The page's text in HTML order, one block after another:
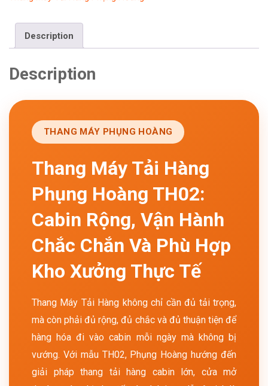
Description
Description
THANG MÁY PHỤNG HOÀNG
Thang Máy Tải Hàng
Phụng Hoàng TH02:
Cabin Rộng, Vận Hành
Chắc Chắn Và Phù Hợp
Kho Xưởng Thực Tế
Thang Máy Tải Hàng không chỉ cần đủ tải trọng,
mà còn phải đủ rộng, đủ chắc và đủ thuận tiện để
hàng hóa đi vào cabin mỗi ngày mà không bị
vướng. Với mẫu TH02, Phụng Hoàng hướng đến
giải pháp thang tải hàng cabin lớn, cửa mở